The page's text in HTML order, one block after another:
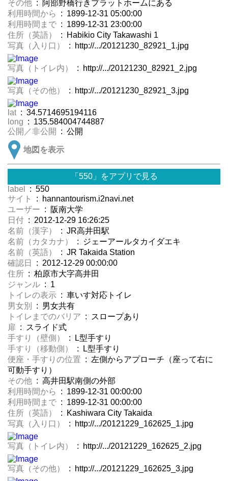
その他 : 阿部野橋行きプラットホームにある
利用時間から
: 1899-12-31 05:00:00
利用時間まで : 1899-12-31 23:00:00
住所（英語）
: Habikio City Takawashi 1
写真（入り口）
: http://.../20121230_82921_1.jpg
写真（トイレ内） : http://.../20121230_82921_2.jpg
写真（その他） : http://.../20121230_82921_3.jpg
lat : 34.5714695194116
long : 135.584004744887
公開／非公開
: 公開
地図を表示
「550」をアプリで見る
label
: 550
サイト
: hannantourism.i2navi.net
ユーザー : 阪南大学
日付 : 2012-12-29 16:26:25
名前（漢字）
: JR高井田駅
名前（カタカナ）
: ジェーアールタカイダエキ
名前（英語）
: JR Takaida Station
確認日
: 2012-12-29 00:00:00
住所 : 柏原市大字高井田
ジャンル : 1
トイレの表示 : 車いす対応トイレ
男女別
: 男女共有
トイレまでのバリア : スロープあり
扉 : スライド式
手すり（壁側）
: L型手すり
手すり（移動側）
: L型手すり
便座・手すりの位置 : 左側からアプローチ（座って右に
可動手すり）
その他 : 高井田駅南側の外部
利用時間から
: 1899-12-31 00:00:00
利用時間まで : 1899-12-31 00:00:00
住所（英語）
: Kashiwara City Takaida
写真（入り口）
: http://.../20121229_162625_1.jpg
写真（トイレ内） : http://.../20121229_162625_2.jpg
写真（その他） : http://.../20121229_162625_3.jpg